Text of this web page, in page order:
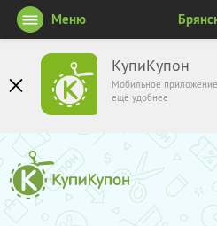
КупиКупон
Мобильное приложение
ещё удобнее
Меню